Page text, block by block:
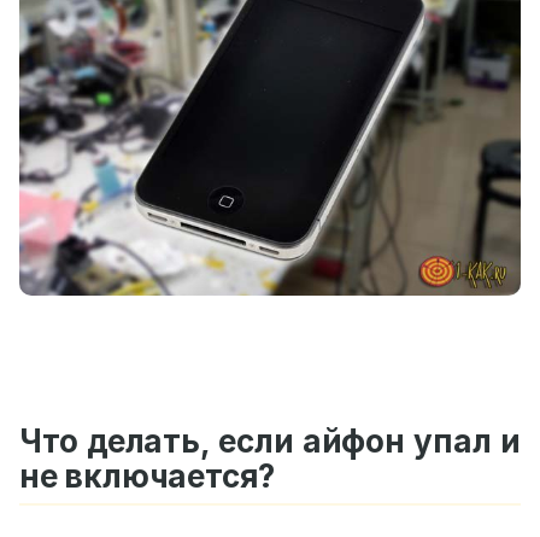
Что делать, если айфон упал и
не включается?